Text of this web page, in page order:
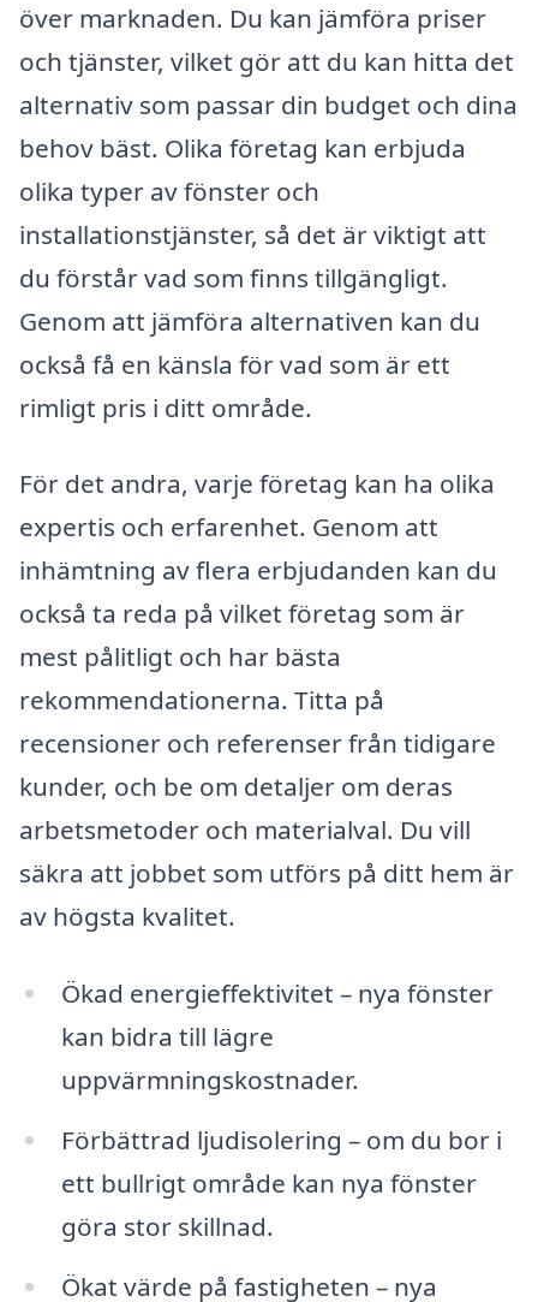
över marknaden. Du kan jämföra priser
och tjänster, vilket gör att du kan hitta det
alternativ som passar din budget och dina
behov bäst. Olika företag kan erbjuda
olika typer av fönster och
installationstjänster, så det är viktigt att
du förstår vad som finns tillgängligt.
Genom att jämföra alternativen kan du
också få en känsla för vad som är ett
rimligt pris i ditt område.
För det andra, varje företag kan ha olika
expertis och erfarenhet. Genom att
inhämtning av flera erbjudanden kan du
också ta reda på vilket företag som är
mest pålitligt och har bästa
rekommendationerna. Titta på
recensioner och referenser från tidigare
kunder, och be om detaljer om deras
arbetsmetoder och materialval. Du vill
säkra att jobbet som utförs på ditt hem är
av högsta kvalitet.
Ökad energieffektivitet – nya fönster
kan bidra till lägre
uppvärmningskostnader.
Förbättrad ljudisolering – om du bor i
ett bullrigt område kan nya fönster
göra stor skillnad.
Ökat värde på fastigheten – nya